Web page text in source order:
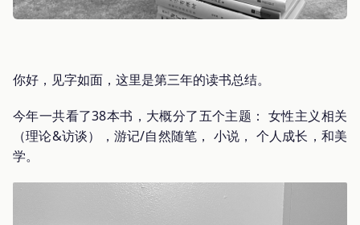
你好，见字如面，这里是第三年的读书总结。
今年一共看了38本书，大概分了五个主题： 女性主义相关
（理论&访谈），游记/自然随笔， 小说， 个人成长，和美
学。